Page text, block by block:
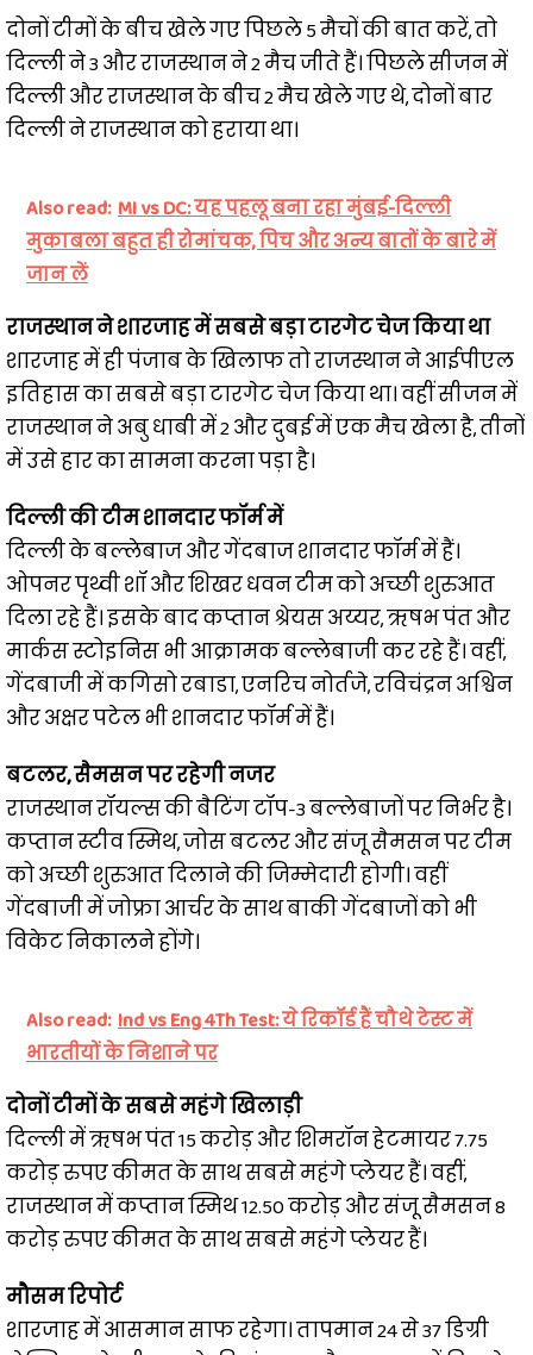
दोनों टीमों के बीच खेले गए पिछले 5 मैचों की बात करें, तो
दिल्ली ने 3 और राजस्थान ने 2 मैच जीते हैं। पिछले सीजन में
दिल्ली और राजस्थान के बीच 2 मैच खेले गए थे, दोनों बार
दिल्ली ने राजस्थान को हराया था।
Also read: MI vs DC: यह पहलू बना रहा मुंबई-दिल्ली
मुकाबला बहुत ही रोमांचक, पिच और अन्य बातों के बारे में
जान लें
राजस्थान ने शारजाह में सबसे बड़ा टारगेट चेज किया था
शारजाह में ही पंजाब के खिलाफ तो राजस्थान ने आईपीएल
इतिहास का सबसे बड़ा टारगेट चेज किया था। वहीं सीजन में
राजस्थान ने अबु धाबी में 2 और दुबई में एक मैच खेला है, तीनों
में उसे हार का सामना करना पड़ा है।
दिल्ली की टीम शानदार फॉर्म में
दिल्ली के बल्लेबाज और गेंदबाज शानदार फॉर्म में हैं।
ओपनर पृथ्वी शॉ और शिखर धवन टीम को अच्छी शुरुआत
दिला रहे हैं। इसके बाद कप्तान श्रेयस अय्यर, ऋषभ पंत और
मार्कस स्टोइनिस भी आक्रामक बल्लेबाजी कर रहे हैं। वहीं,
गेंदबाजी में कगिसो रबाडा, एनरिच नोर्तजे, रविचंद्रन अश्विन
और अक्षर पटेल भी शानदार फॉर्म में हैं।
बटलर, सैमसन पर रहेगी नजर
राजस्थान रॉयल्स की बैटिंग टॉप-3 बल्लेबाजों पर निर्भर है।
कप्तान स्टीव स्मिथ, जोस बटलर और संजू सैमसन पर टीम
को अच्छी शुरुआत दिलाने की जिम्मेदारी होगी। वहीं
गेंदबाजी में जोफ्रा आर्चर के साथ बाकी गेंदबाजों को भी
विकेट निकालने होंगे।
Also read: Ind vs Eng 4Th Test: ये रिकॉर्ड हैं चौथे टेस्ट में
भारतीयों के निशाने पर
दोनों टीमों के सबसे महंगे खिलाड़ी
दिल्ली में ऋषभ पंत 15 करोड़ और शिमरॉन हेटमायर 7.75
करोड़ रुपए कीमत के साथ सबसे महंगे प्लेयर हैं। वहीं,
राजस्थान में कप्तान स्मिथ 12.50 करोड़ और संजू सैमसन 8
करोड़ रुपए कीमत के साथ सबसे महंगे प्लेयर हैं।
मौसम रिपोर्ट
शारजाह में आसमान साफ रहेगा। तापमान 24 से 37 डिग्री